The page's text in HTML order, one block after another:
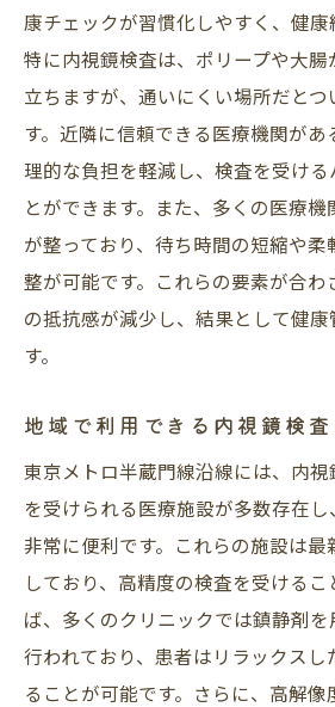
康チェックが習慣化しやすく、健康
特に内視鏡検査は、ポリープや大
立ちますが、通いにくい場所だと
す。近隣に信頼できる医療機関が
理的な負担を軽減し、検査を受け
とができます。また、多くの医療
が整っており、待ち時間の短縮や柔
整が可能です。これらの要素が合わ
の抵抗感が減少し、結果として健
す。
地域で利用できる内視鏡検
東京メトロ半蔵門線沿線には、内
を受けられる医療施設が多数存在
非常に便利です。これらの施設は最
しており、高精度の検査を受けるこ
ば、多くのクリニックでは鎮静剤
行われており、患者はリラックス
ることが可能です。さらに、高解